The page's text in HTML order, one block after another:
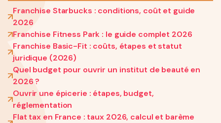
Franchise Starbucks : conditions, coût et guide
2026
Franchise Fitness Park : le guide complet 2026
Franchise Basic-Fit : coûts, étapes et statut
juridique (2026)
Quel budget pour ouvrir un institut de beauté en
2026 ?
Ouvrir une épicerie : étapes, budget,
réglementation
Flat tax en France : taux 2026, calcul et barème